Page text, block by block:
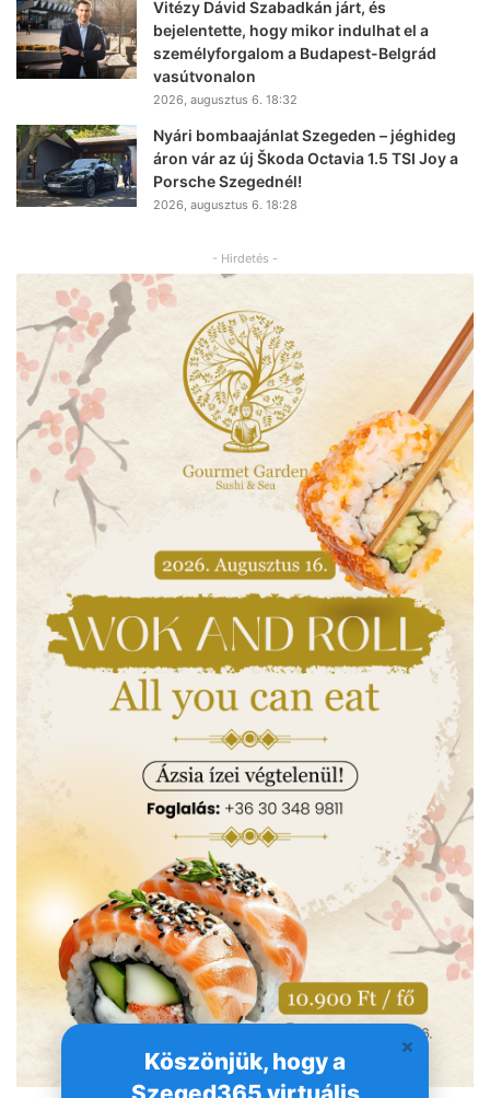
Köszönjük, hogy a
Szeged365 virtuális
Vitézy Dávid Szabadkán járt, és
bejelentette, hogy mikor indulhat el a
személyforgalom a Budapest-Belgrád
vasútvonalon
2026, augusztus 6. 18:32
Nyári bombaajánlat Szegeden – jéghideg
áron vár az új Škoda Octavia 1.5 TSI Joy a
Porsche Szegednél!
2026, augusztus 6. 18:28
- Hirdetés -